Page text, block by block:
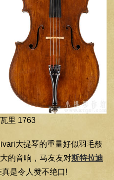
里 1763
大提琴的重量好似羽毛般
的音响，马友友对斯特拉迪
真是令人赞不绝口!